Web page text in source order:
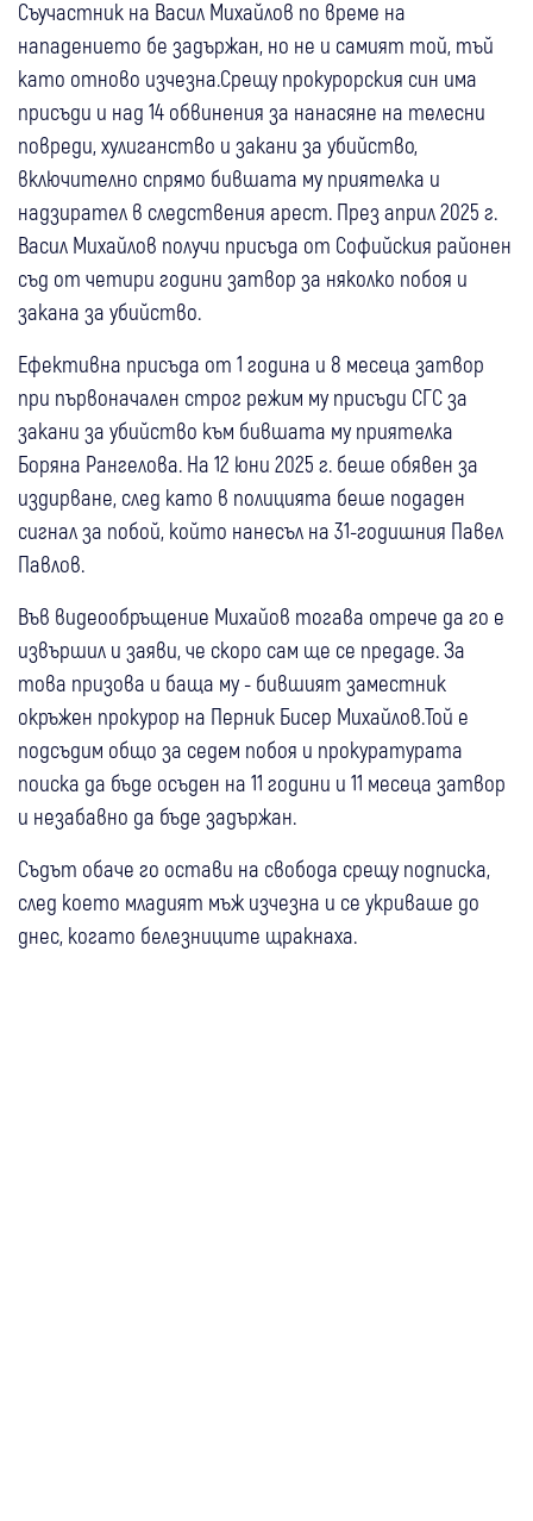
Съучастник на Васил Михайлов по време на
нападението бе задържан, но не и самият той, тъй
като отново изчезна.Срещу прокурорския син има
присъди и над 14 обвинения за нанасяне на телесни
повреди, хулиганство и закани за убийство,
включително спрямо бившата му приятелка и
надзирател в следствения арест. През април 2025 г.
Васил Михайлов получи присъда от Софийския районен
съд от четири години затвор за няколко побоя и
закана за убийство.
Ефективна присъда от 1 година и 8 месеца затвор
при първоначален строг режим му присъди СГС за
закани за убийство към бившата му приятелка
Боряна Рангелова. На 12 юни 2025 г. беше обявен за
издирване, след като в полицията беше подаден
сигнал за побой, който нанесъл на 31-годишния Павел
Павлов.
Във видеообръщение Михайов тогава отрече да го е
извършил и заяви, че скоро сам ще се предаде. За
това призова и баща му - бившият заместник
окръжен прокурор на Перник Бисер Михайлов.Той е
подсъдим общо за седем побоя и прокуратурата
поиска да бъде осъден на 11 години и 11 месеца затвор
и незабавно да бъде задържан.
Съдът обаче го остави на свобода срещу подписка,
след което младият мъж изчезна и се укриваше до
днес, когато белезниците щракнаха.